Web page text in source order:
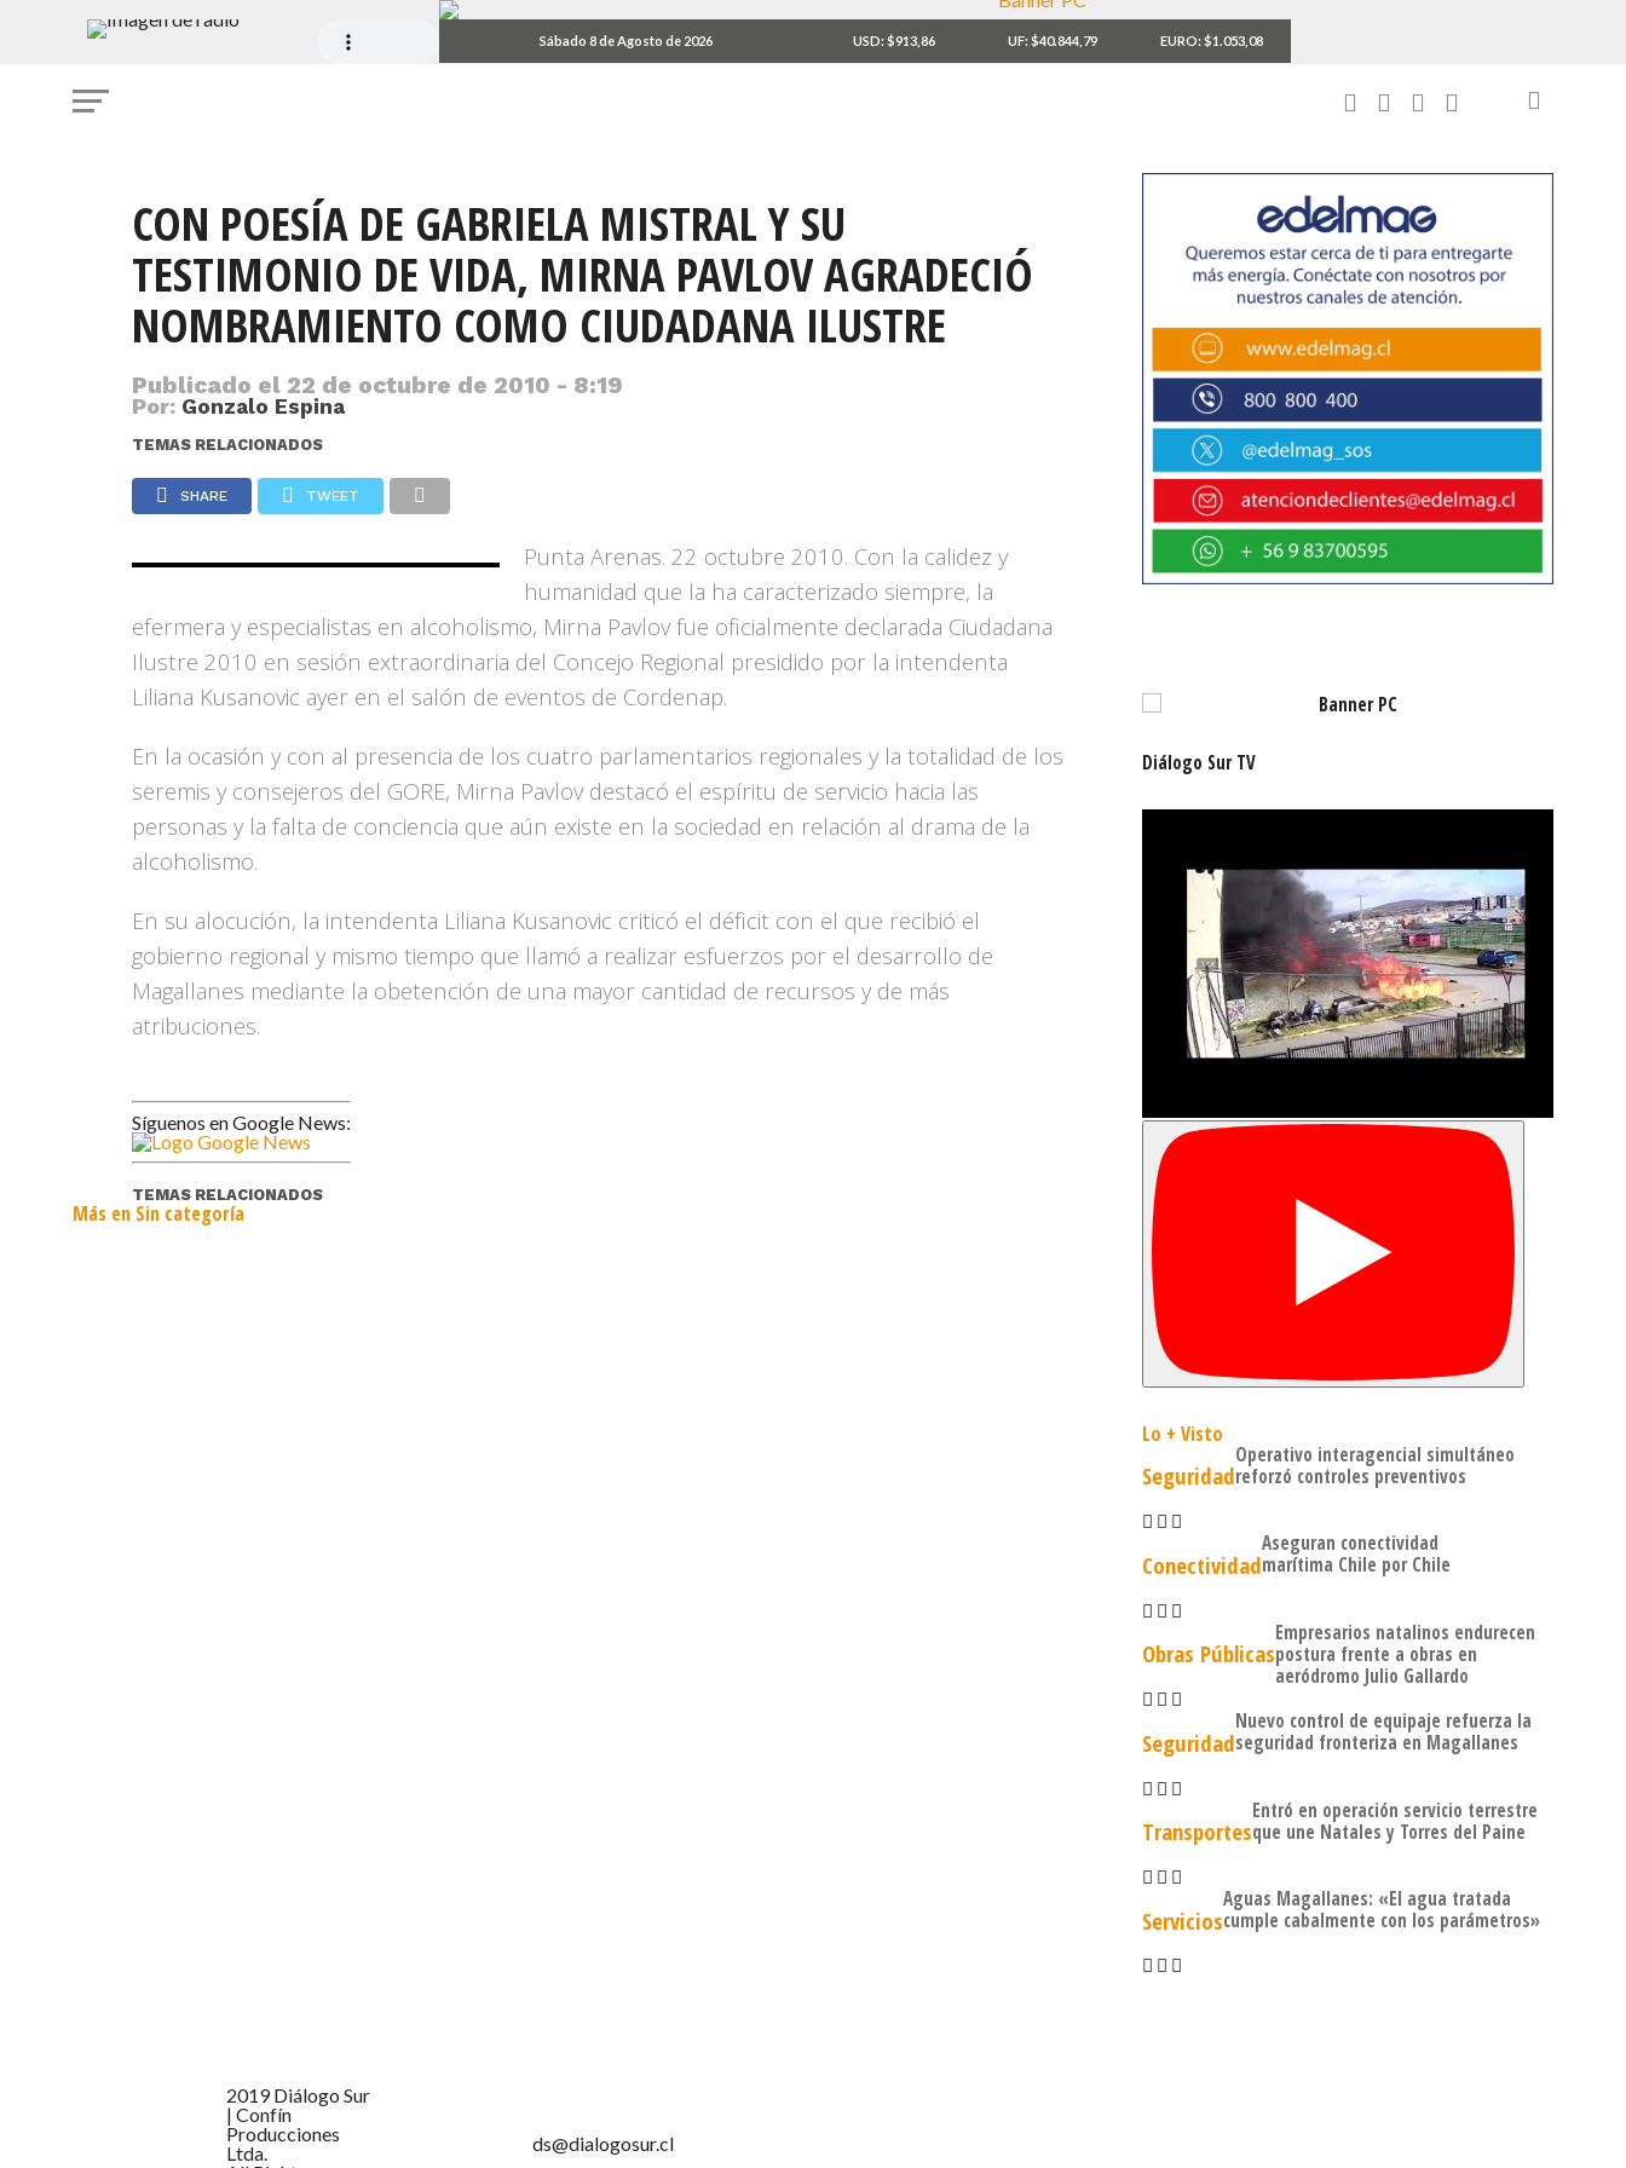
Sábado 8 de Agosto de 2026 USD: $913,86 UF: $40.844,79 EURO: $1.053,08
CON POESÍA DE GABRIELA MISTRAL Y SU
TESTIMONIO DE VIDA, MIRNA PAVLOV AGRADECIÓ
NOMBRAMIENTO COMO CIUDADANA ILUSTRE
Publicado el 22 de octubre de 2010 - 8:19
Por: Gonzalo Espina
TEMAS RELACIONADOS
SHARE TWEET
Punta Arenas. 22 octubre 2010. Con la calidez y
humanidad que la ha caracterizado siempre, la
efermera y especialistas en alcoholismo, Mirna Pavlov fue oficialmente declarada Ciudadana
Ilustre 2010 en sesión extraordinaria del Concejo Regional presidido por la intendenta
Liliana Kusanovic ayer en el salón de eventos de Cordenap.
En la ocasión y con al presencia de los cuatro parlamentarios regionales y la totalidad de los
seremis y consejeros del GORE, Mirna Pavlov destacó el espíritu de servicio hacia las
personas y la falta de conciencia que aún existe en la sociedad en relación al drama de la
alcoholismo.
En su alocución, la intendenta Liliana Kusanovic criticó el déficit con el que recibió el
gobierno regional y mismo tiempo que llamó a realizar esfuerzos por el desarrollo de
Magallanes mediante la obetención de una mayor cantidad de recursos y de más
atribuciones.
Síguenos en Google News:
TEMAS RELACIONADOS
Más en Sin categoría
Diálogo Sur TV
Lo + Visto
Seguridad
Operativo interagencial simultáneo
reforzó controles preventivos
Conectividad
Aseguran conectividad
marítima Chile por Chile
Obras Públicas
Empresarios natalinos endurecen
postura frente a obras en
aeródromo Julio Gallardo
Seguridad
Nuevo control de equipaje refuerza la
seguridad fronteriza en Magallanes
Transportes
Entró en operación servicio terrestre
que une Natales y Torres del Paine
Servicios
Aguas Magallanes: «El agua tratada
cumple cabalmente con los parámetros»
2019 Diálogo Sur
| Confín
Producciones
Ltda.
ds@dialogosur.cl